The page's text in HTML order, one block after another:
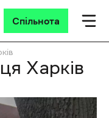
Спільнота
Харків